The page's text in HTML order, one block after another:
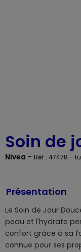
Soin de
Nivea - Réf : 47478 -
Présentation
Le Soin de Jour
peau et l'hydrate
confort grâce à sa
connue pour ses